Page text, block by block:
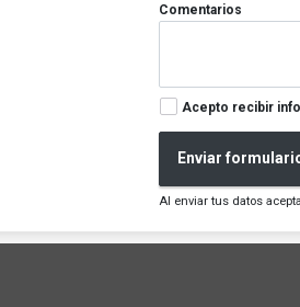
Comentarios
Acepto recibir
Enviar
Al enviar tus datos